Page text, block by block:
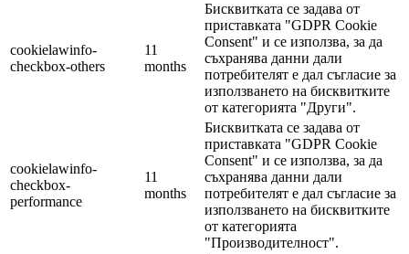
cookielawinfo-
checkbox-others
11
months
Бисквитката се задава от
приставката "GDPR Cookie
Consent" и се използва, за да
съхранява данни дали
потребителят е дал съгласие за
използването на бисквитките
от категорията "Други".
cookielawinfo-
checkbox-
performance
11
months
Бисквитката се задава от
приставката "GDPR Cookie
Consent" и се използва, за да
съхранява данни дали
потребителят е дал съгласие за
използването на бисквитките
от категорията
"Производителност".